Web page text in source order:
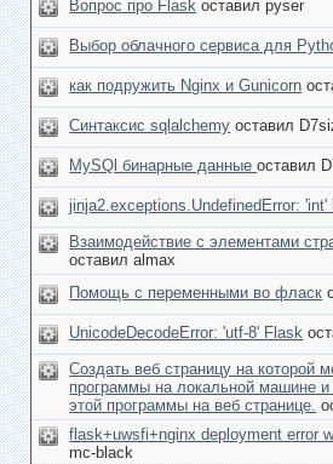
Вопрос про Flask оставил pyser
Выбор облачного сервиса для
как подружить Nginx и Gunicorn
Синтаксис sqlalchemy оставил
MySQl бинарные данныеоставил
jinja2.exceptions.UndefinedError: 'int'
Взаимодействие с элементами
оставил almax
Помощь с переменными во фласк
UnicodeDecodeError: 'utf-8' Flask
Создать веб страницу на которой
программы на локальной машине
этой программы на веб странице.
flask+uwsfi+nginx deployment error
mc-black